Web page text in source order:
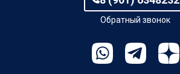
Обратный звонок